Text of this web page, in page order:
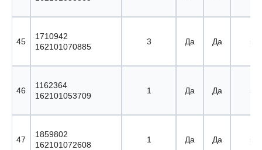
45
1710942
162101070885
3 Да Да 53
46
1162364
162101053709
1 Да Да 54
47
1859802
162101072608
1 Да Да 55